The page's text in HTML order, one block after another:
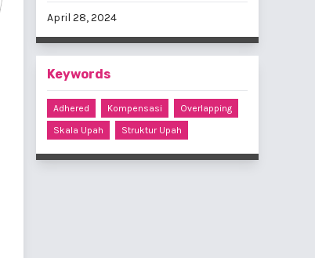
April 28, 2024
Keywords
Adhered Kompensasi
Overlapping
Skala Upah
Struktur Upah